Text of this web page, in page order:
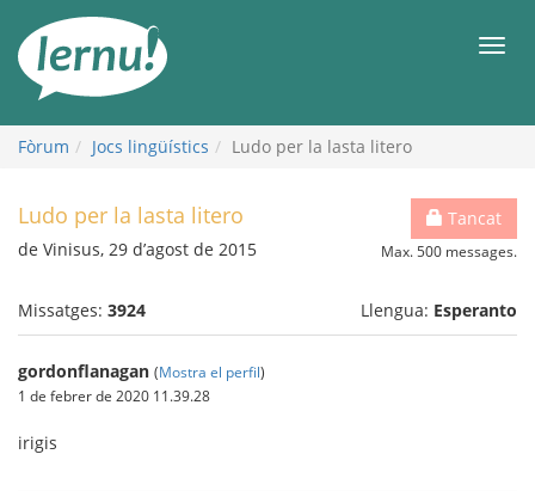
contingut
Fòrum Jocs lingüístics Ludo per la lasta litero
Tancat
Max. 500 messages.
Ludo per la lasta litero
de Vinisus, 29 d’agost de 2015
Missatges: 3924 Llengua: Esperanto
gordonflanagan (Mostra el perfil)
1 de febrer de 2020 11.39.28
irigis